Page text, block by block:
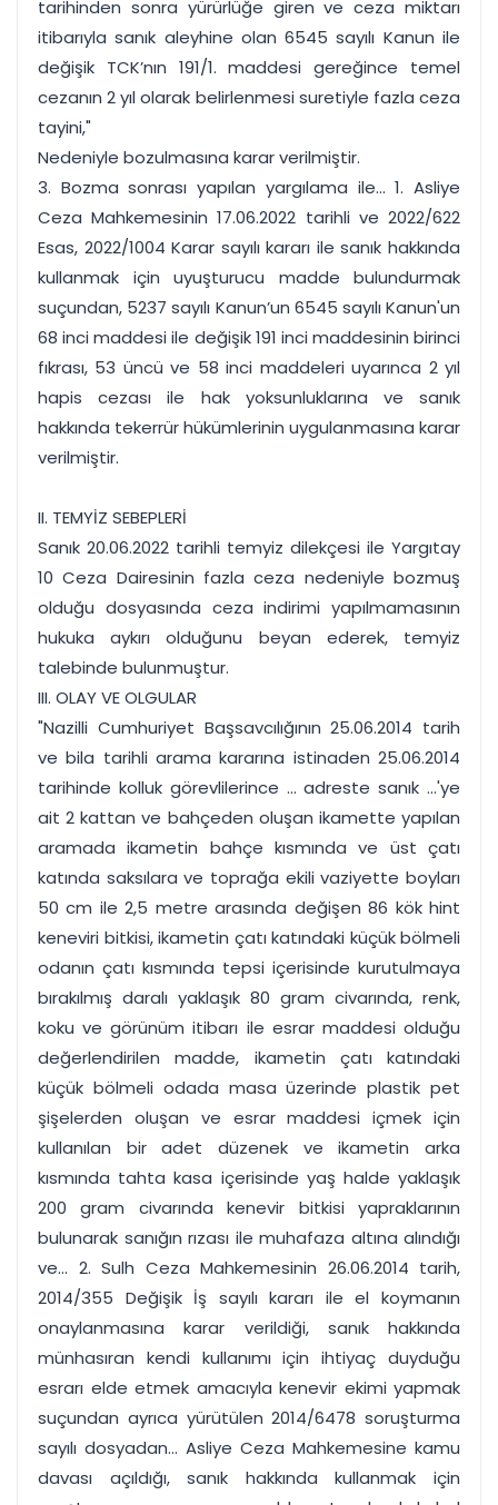
tarihinden sonra yürürlüğe giren ve ceza miktarı
itibarıyla sanık aleyhine olan 6545 sayılı Kanun ile
değişik TCK’nın 191/1. maddesi gereğince temel
cezanın 2 yıl olarak belirlenmesi suretiyle fazla ceza
tayini,"
Nedeniyle bozulmasına karar verilmiştir.
3. Bozma sonrası yapılan yargılama ile... 1. Asliye
Ceza Mahkemesinin 17.06.2022 tarihli ve 2022/622
Esas, 2022/1004 Karar sayılı kararı ile sanık hakkında
kullanmak için uyuşturucu madde bulundurmak
suçundan, 5237 sayılı Kanun’un 6545 sayılı Kanun'un
68 inci maddesi ile değişik 191 inci maddesinin birinci
fıkrası, 53 üncü ve 58 inci maddeleri uyarınca 2 yıl
hapis cezası ile hak yoksunluklarına ve sanık
hakkında tekerrür hükümlerinin uygulanmasına karar
verilmiştir.
II. TEMYİZ SEBEPLERİ
Sanık 20.06.2022 tarihli temyiz dilekçesi ile Yargıtay
10 Ceza Dairesinin fazla ceza nedeniyle bozmuş
olduğu dosyasında ceza indirimi yapılmamasının
hukuka aykırı olduğunu beyan ederek, temyiz
talebinde bulunmuştur.
III. OLAY VE OLGULAR
"Nazilli Cumhuriyet Başsavcılığının 25.06.2014 tarih
ve bila tarihli arama kararına istinaden 25.06.2014
tarihinde kolluk görevlilerince ... adreste sanık ...'ye
ait 2 kattan ve bahçeden oluşan ikamette yapılan
aramada ikametin bahçe kısmında ve üst çatı
katında saksılara ve toprağa ekili vaziyette boyları
50 cm ile 2,5 metre arasında değişen 86 kök hint
keneviri bitkisi, ikametin çatı katındaki küçük bölmeli
odanın çatı kısmında tepsi içerisinde kurutulmaya
bırakılmış daralı yaklaşık 80 gram civarında, renk,
koku ve görünüm itibarı ile esrar maddesi olduğu
değerlendirilen madde, ikametin çatı katındaki
küçük bölmeli odada masa üzerinde plastik pet
şişelerden oluşan ve esrar maddesi içmek için
kullanılan bir adet düzenek ve ikametin arka
kısmında tahta kasa içerisinde yaş halde yaklaşık
200 gram civarında kenevir bitkisi yapraklarının
bulunarak sanığın rızası ile muhafaza altına alındığı
ve... 2. Sulh Ceza Mahkemesinin 26.06.2014 tarih,
2014/355 Değişik İş sayılı kararı ile el koymanın
onaylanmasına karar verildiği, sanık hakkında
münhasıran kendi kullanımı için ihtiyaç duyduğu
esrarı elde etmek amacıyla kenevir ekimi yapmak
suçundan ayrıca yürütülen 2014/6478 soruşturma
sayılı dosyadan... Asliye Ceza Mahkemesine kamu
davası açıldığı, sanık hakkında kullanmak için